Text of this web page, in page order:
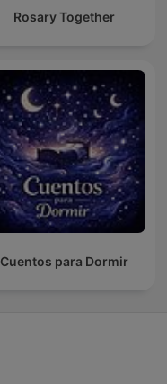
Rosary Together
Cuentos para Dormir